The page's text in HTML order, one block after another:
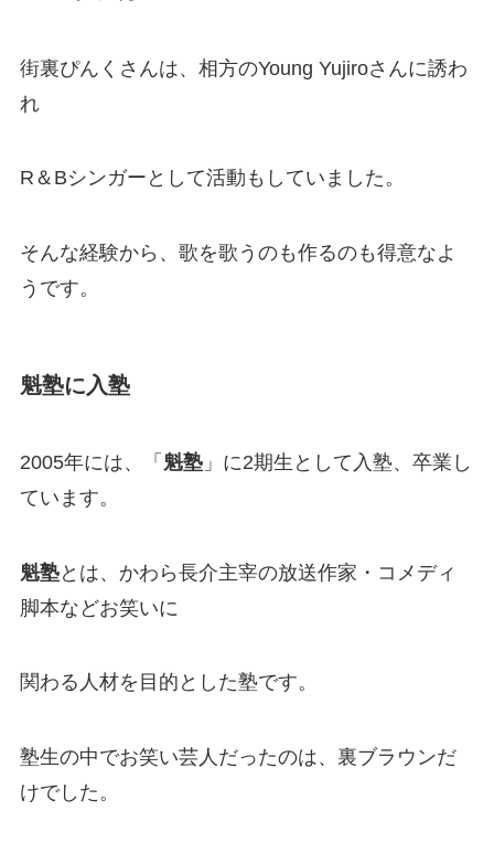
街裏ぴんくさんは、相方のYoung Yujiroさんに誘わ
れ
R＆Bシンガーとして活動もしていました。
そんな経験から、歌を歌うのも作るのも得意なよ
うです。
魁塾に入塾
2005年には、「 魁塾」に2期生として入塾、卒業し
ています。
魁塾とは、かわら長介主宰の放送作家・コメディ
脚本などお笑いに
関わる人材を目的とした塾です。
塾生の中でお笑い芸人だったのは、裏ブラウンだ
けでした。